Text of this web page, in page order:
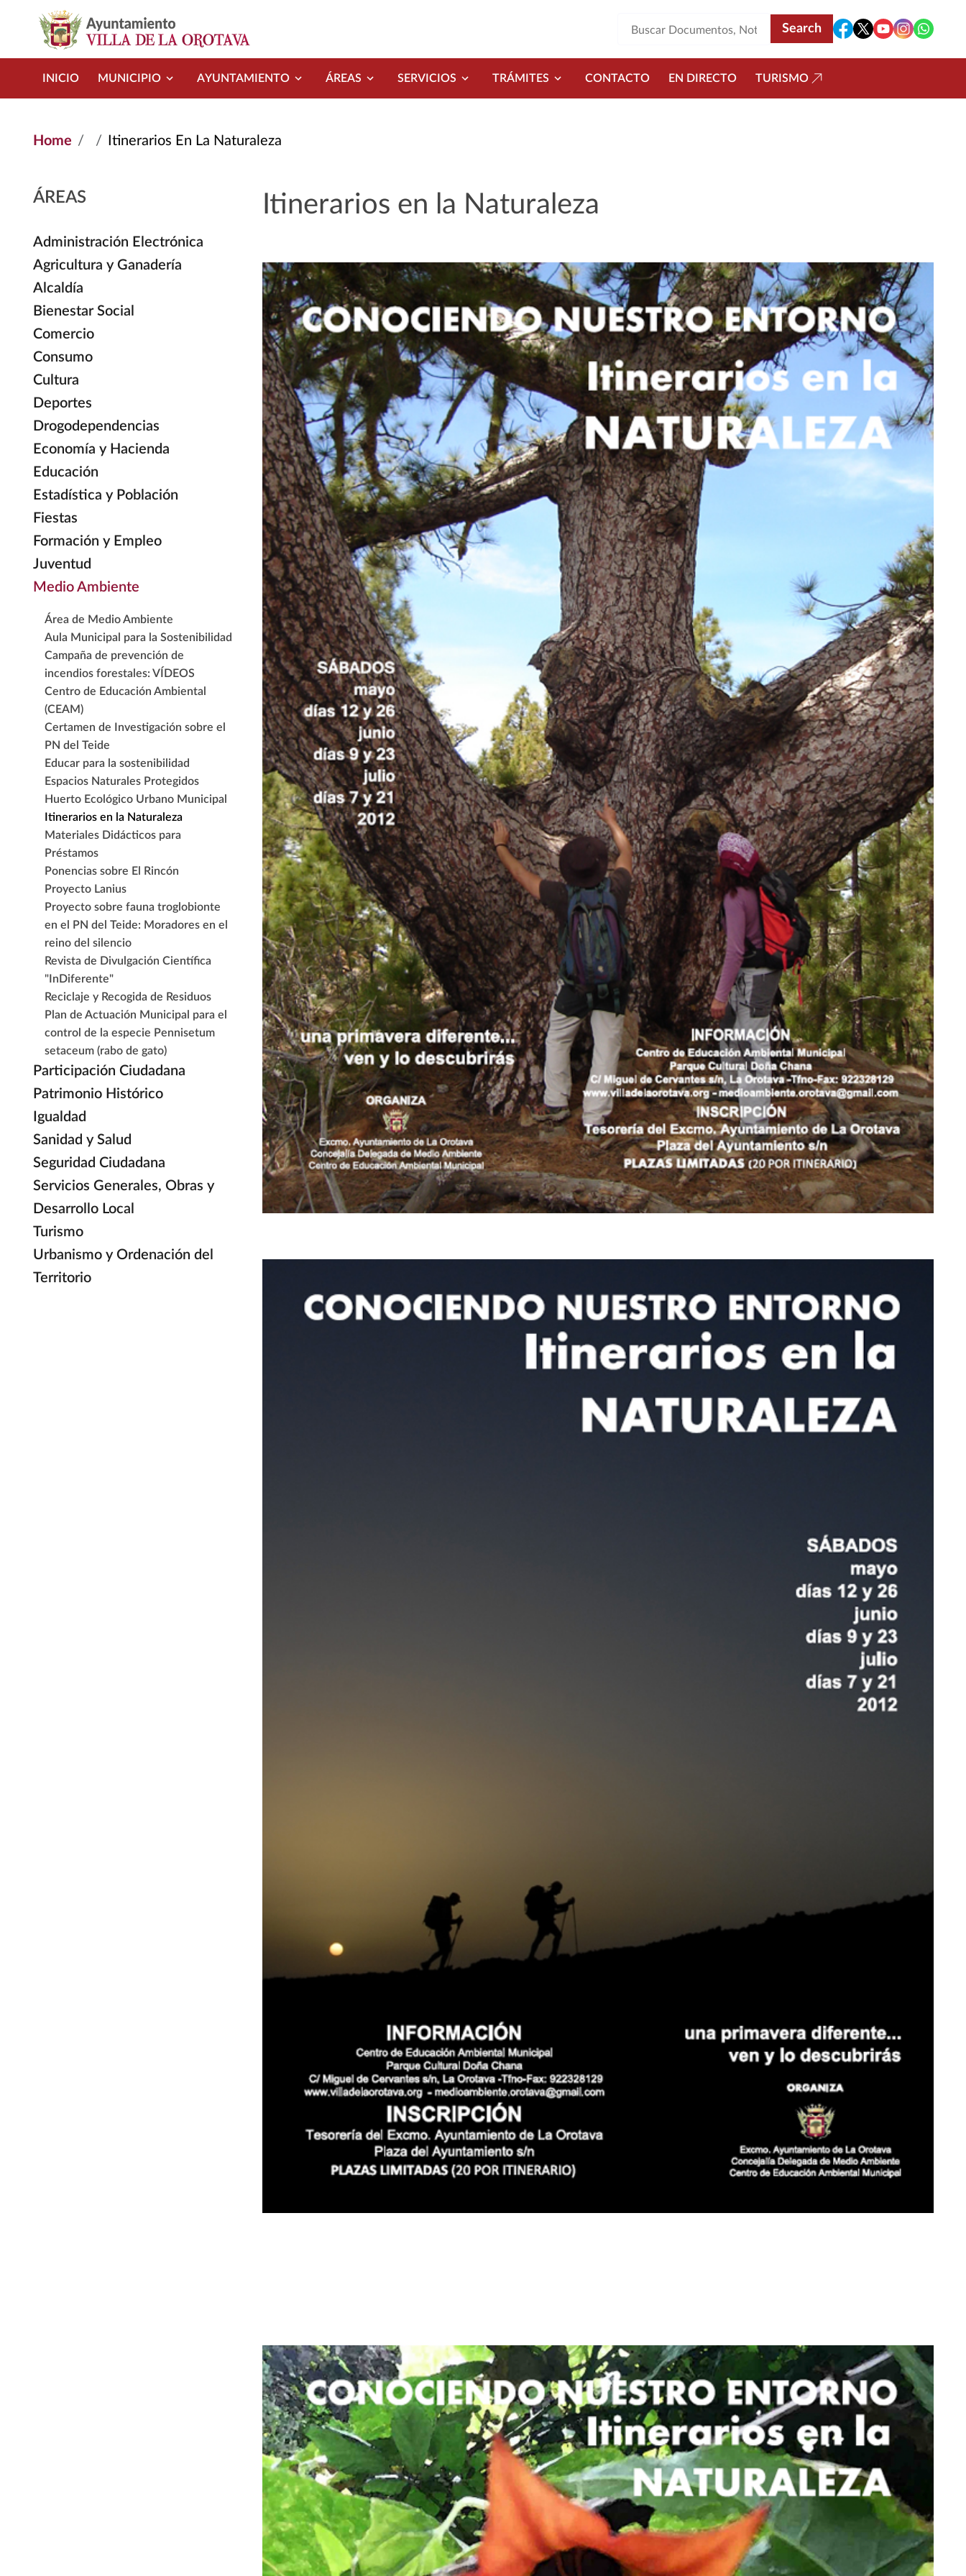
INICIO MUNICIPIO AYUNTAMIENTO ÁREAS SERVICIOS TRÁMITES CONTACTO EN DIRECTO TURISMO
Home Itinerarios En La Naturaleza
ÁREAS
Administración Electrónica
Agricultura y Ganadería
Alcaldía
Bienestar Social
Comercio
Consumo
Cultura
Deportes
Drogodependencias
Economía y Hacienda
Educación
Estadística y Población
Fiestas
Formación y Empleo
Juventud
Medio Ambiente
Área de Medio Ambiente
Aula Municipal para la Sostenibilidad
Campaña de prevención de
incendios forestales: VÍDEOS
Centro de Educación Ambiental
(CEAM)
Certamen de Investigación sobre el
PN del Teide
Educar para la sostenibilidad
Espacios Naturales Protegidos
Huerto Ecológico Urbano Municipal
Itinerarios en la Naturaleza
Materiales Didácticos para
Préstamos
Ponencias sobre El Rincón
Proyecto Lanius
Proyecto sobre fauna troglobionte
en el PN del Teide: Moradores en el
reino del silencio
Revista de Divulgación Científica
"InDiferente"
Reciclaje y Recogida de Residuos
Plan de Actuación Municipal para el
control de la especie Pennisetum
setaceum (rabo de gato)
Participación Ciudadana
Patrimonio Histórico
Igualdad
Sanidad y Salud
Seguridad Ciudadana
Servicios Generales, Obras y
Desarrollo Local
Turismo
Urbanismo y Ordenación del
Territorio
Itinerarios en la Naturaleza